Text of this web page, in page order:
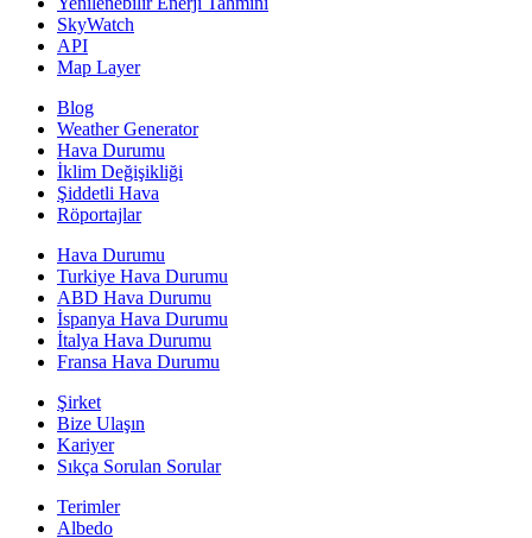
SkyWatch
API
Map Layer
Blog
Weather Generator
Hava Durumu
İklim Değişikliği
Şiddetli Hava
Röportajlar
Hava Durumu
Turkiye Hava Durumu
ABD Hava Durumu
İspanya Hava Durumu
İtalya Hava Durumu
Fransa Hava Durumu
Şirket
Bize Ulaşın
Kariyer
Sıkça Sorulan Sorular
Terimler
Albedo